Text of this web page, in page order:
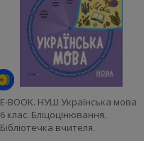
E-BOOK. НУШ Українська мова
6 клас. Бліцоцінювання.
Бібліотечка вчителя.